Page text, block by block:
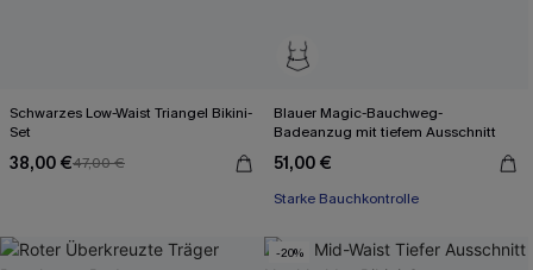
Schwarzes Low-Waist Triangel Bikini-
Set
38,00 €47,00 €
Blauer Magic-Bauchweg-
Badeanzug mit tiefem Ausschnitt
51,00 €
Starke Bauchkontrolle
-20%